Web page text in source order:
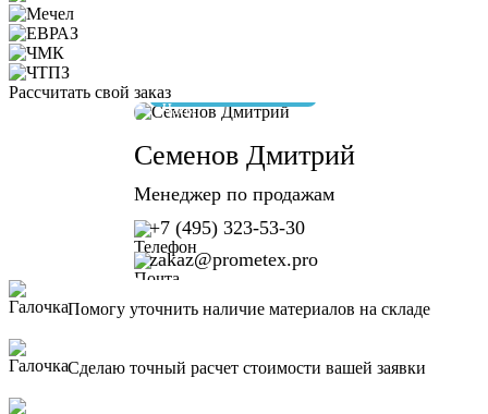
Рассчитать свой заказ
Семенов Дмитрий
Менеджер по продажам
+7 (495) 323-53-30
zakaz@prometex.pro
Помогу уточнить наличие материалов на складе
Сделаю точный расчет стоимости вашей заявки